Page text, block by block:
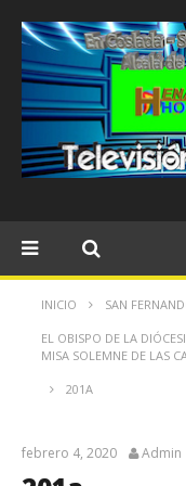
INICIO SAN
EL OBISPO DE LA
MISA SOLEMNE DE LAS
201A
febrero 4, 2020 Admin